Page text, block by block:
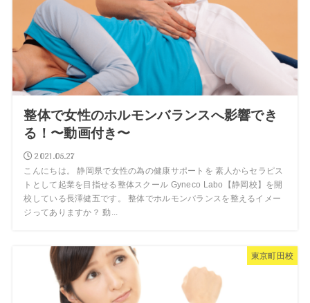
整体で女性のホルモンバランスへ影響でき
る！〜動画付き〜
2021.05.27
こんにちは。 静岡県で女性の為の健康サポートを 素人からセラピス
トとして起業を目指せる整体スクール Gyneco Labo【静岡校】を開
校している長澤健五です。 整体でホルモンバランスを整えるイメー
ジってありますか？ 動...
東京町田校